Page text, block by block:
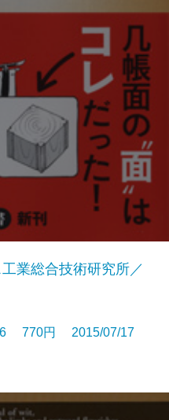
業総合技術研究所／
6 770円 2015/07/17